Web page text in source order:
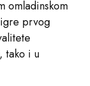
omladinskom
prvog
tako i u